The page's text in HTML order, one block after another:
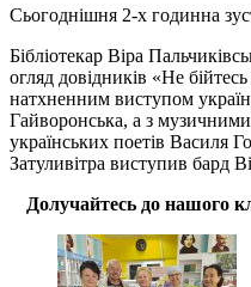
Сьогоднішня 2-х годинна
Бібліотекар Віра
огляд довідників «Не
натхненним виступом
Гайворонська, а з
українських поетів Василя
Затуливітра виступив бард
Долучайтесь до нашого